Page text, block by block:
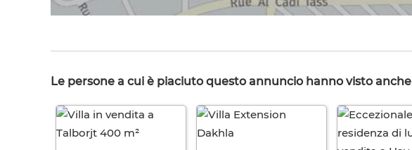
Le persone a cui è piaciuto questo annuncio hanno visto anche